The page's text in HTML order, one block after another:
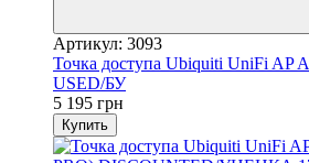
Артикул: 3093
Точка доступа Ubiquiti UniFi AP
USED/БУ
5 195 грн
Купить